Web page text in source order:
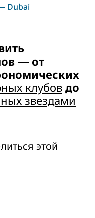
Dubai
― от
клубов до
звездами
этой